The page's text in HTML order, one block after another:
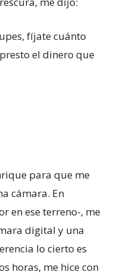
fíjate cuánto
el dinero que
para que me
cámara. En
en ese terreno-, me
digital y una
lo cierto es
horas, me hice con